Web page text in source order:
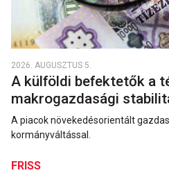
2026. AUGUSZTUS 5.
A külföldi befektetők a
makrogazdasági
A piacok növekedésorientált
kormányváltással.
FRISS